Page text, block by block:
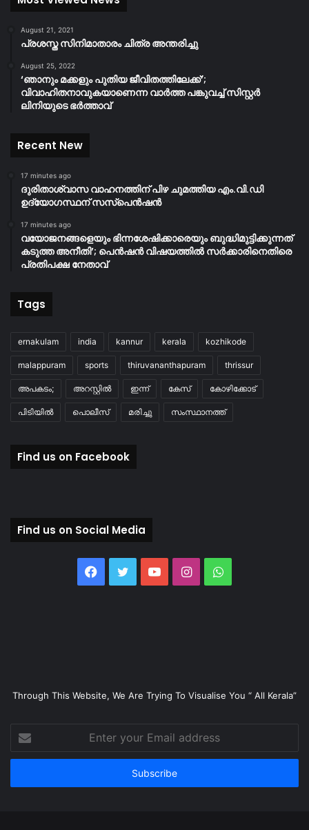
August 21, 2021
പ്രശസ്ത സിനിമാതാരം ചിത്ര അന്തരിച്ചു
August 25, 2022
‘ഞാനും മക്കളും പുതിയ ജീവിതത്തിലേക്ക്’;
വിവാഹിതനാവുകയാണെന്ന വാർത്ത പങ്കുവച്ച് സിസ്റ്റർ
ലിനിയുടെ ഭർത്താവ്
Recent New
17 minutes ago
ദുരിതാശ്വാസ വാഹനത്തിന് പിഴ ചുമത്തിയ എം.വി.ഡി
ഉദ്യോഗസ്ഥന് സസ്‌പെൻഷൻ
17 minutes ago
വയോജനങ്ങളെയും ഭിന്നശേഷിക്കാരെയും ബുദ്ധിമുട്ടിക്കുന്നത്
കടുത്ത അനീതി’; പെൻഷൻ വിഷയത്തിൽ സർക്കാരിനെതിരെ
പ്രതിപക്ഷ നേതാവ്
Tags
ernakulam india kannur kerala kozhikode
malappuram sports thiruvananthapuram thrissur
അപകടം; അറസ്റ്റിൽ ഇന്ന് കേസ് കോഴിക്കോട്
പിടിയിൽ പൊലീസ് മരിച്ചു സംസ്ഥാനത്ത്
Find us on Facebook
Find us on Social Media
Facebook
TwitterYouTubeInstagramWhatsApp
Through This Website, We Are Trying To Visualise You “ All Kerala”
your
Email